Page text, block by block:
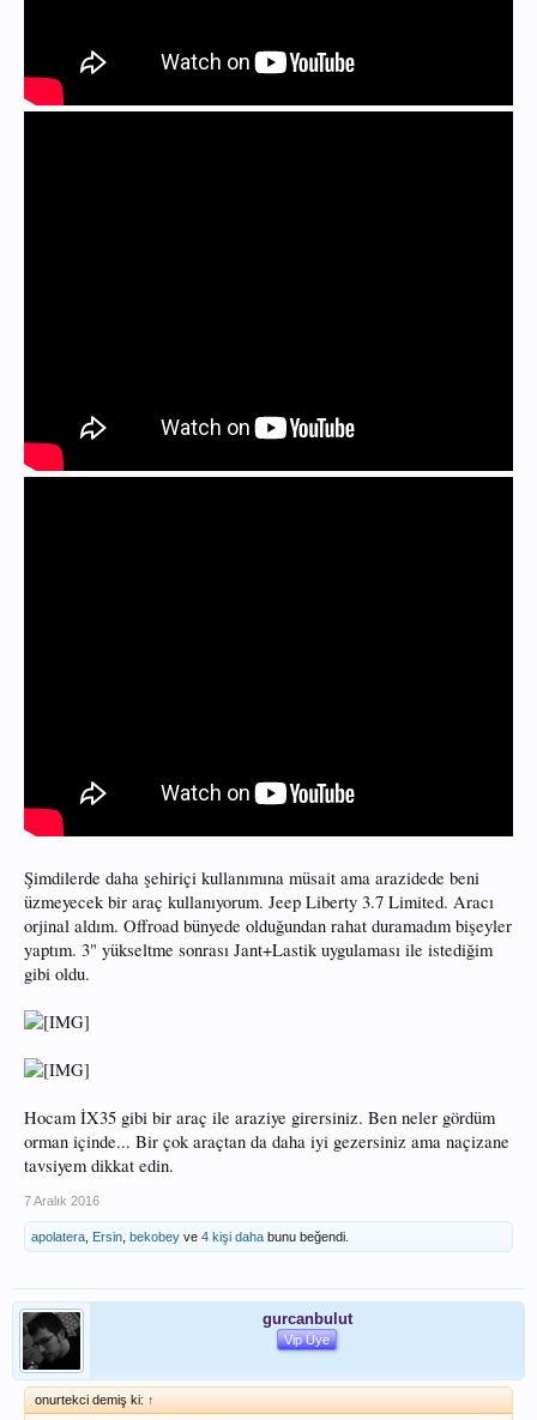
Şimdilerde daha şehiriçi kullanımına müsait ama arazidede beni
üzmeyecek bir araç kullanıyorum. Jeep Liberty 3.7 Limited. Aracı
orjinal aldım. Offroad bünyede olduğundan rahat duramadım bişeyler
yaptım. 3" yükseltme sonrası Jant+Lastik uygulaması ile istediğim
gibi oldu.
Hocam İX35 gibi bir araç ile araziye girersiniz. Ben neler gördüm
orman içinde... Bir çok araçtan da daha iyi gezersiniz ama naçizane
tavsiyem dikkat edin.
7 Aralık 2016
apolatera Ersin bekobey ve 4 kişi daha bunu beğendi.
gurcanbulut
Vip Üye
onurtekci demiş ki: ↑